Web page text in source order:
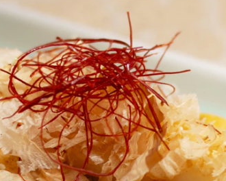
这
个
recipe
提
交
评
级